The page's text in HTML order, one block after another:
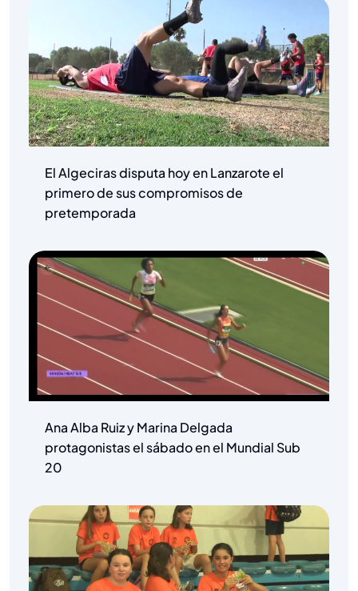
El Algeciras disputa hoy en Lanzarote el
primero de sus compromisos de
pretemporada
Ana Alba Ruiz y Marina Delgada
protagonistas el sábado en el Mundial Sub
20